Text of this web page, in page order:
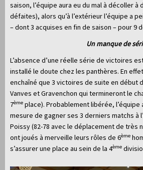
saison, l’équipe aura eu du mal à décoller
défaites), alors qu’à l’extérieur l’équipe a
– dont 3 acquises en fin de saison – pour 9
Un manque de
L’absence d’une réelle série de victoires
installé le doute chez les panthères. En
enchaîné que 3 victoires de suite en début
Vanves et Gravenchon qui termineront le
7ème place). Probablement libérée,
mesure de gagner ses 3 derniers matchs à
Poissy (82-78 avec le déplacement de très
ont joués à merveille leurs rôles de 6ème
s’assurer une place au sein de la 4ème